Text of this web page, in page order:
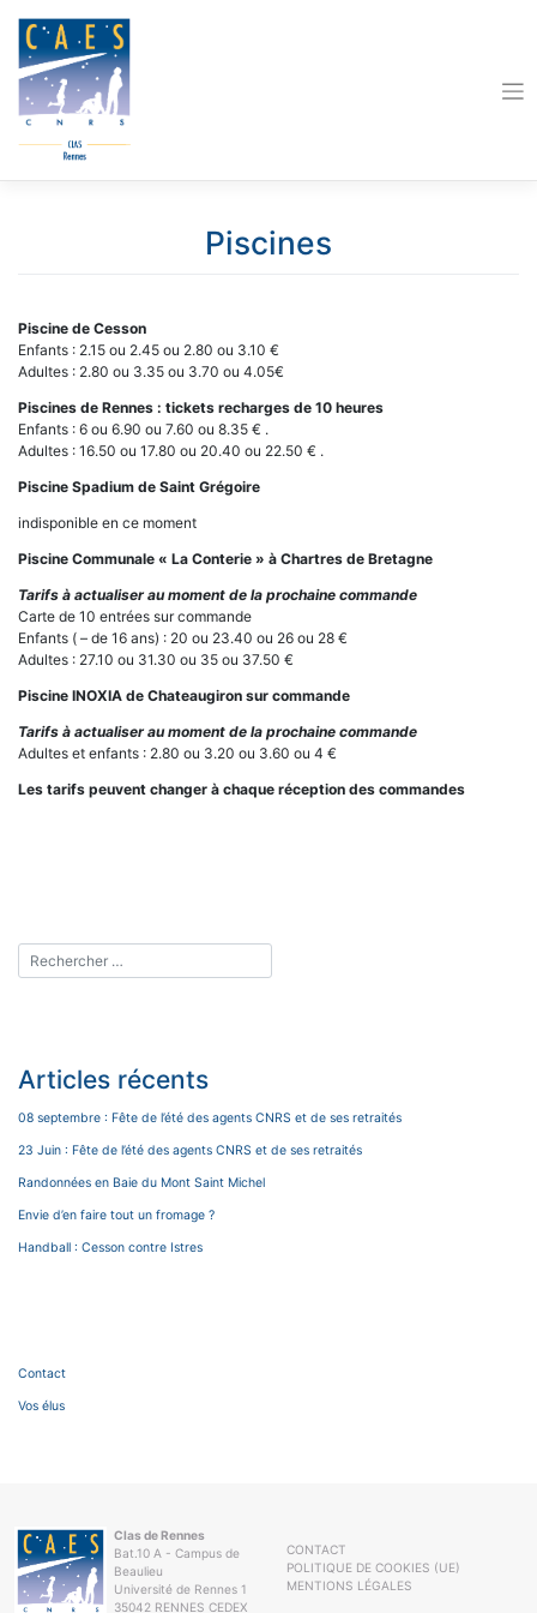
content
Piscines
Piscine de Cesson
Enfants : 2.15 ou 2.45 ou 2.80 ou 3.10 €
Adultes : 2.80 ou 3.35 ou 3.70 ou 4.05€
Piscines de Rennes : tickets recharges de 10 heures
Enfants : 6 ou 6.90 ou 7.60 ou 8.35 € .
Adultes : 16.50 ou 17.80 ou 20.40 ou 22.50 € .
Piscine Spadium de Saint Grégoire
indisponible en ce moment
Piscine Communale « La Conterie » à Chartres de Bretagne
Tarifs à actualiser au moment de la prochaine commande
Carte de 10 entrées sur commande
Enfants ( – de 16 ans) : 20 ou 23.40 ou 26 ou 28 €
Adultes : 27.10 ou 31.30 ou 35 ou 37.50 €
Piscine INOXIA de Chateaugiron sur commande
Tarifs à actualiser au moment de la prochaine commande
Adultes et enfants : 2.80 ou 3.20 ou 3.60 ou 4 €
Les tarifs peuvent changer à chaque réception des commandes
Articles récents
08 septembre : Fête de l’été des agents CNRS et de ses retraités
23 Juin : Fête de l’été des agents CNRS et de ses retraités
Randonnées en Baie du Mont Saint Michel
Envie d’en faire tout un fromage ?
Handball : Cesson contre Istres
Contact
Vos élus
Clas de Rennes
Bat.10 A - Campus de
Beaulieu
Université de Rennes 1
35042 RENNES CEDEX
CONTACT
POLITIQUE DE COOKIES (UE)
MENTIONS LÉGALES